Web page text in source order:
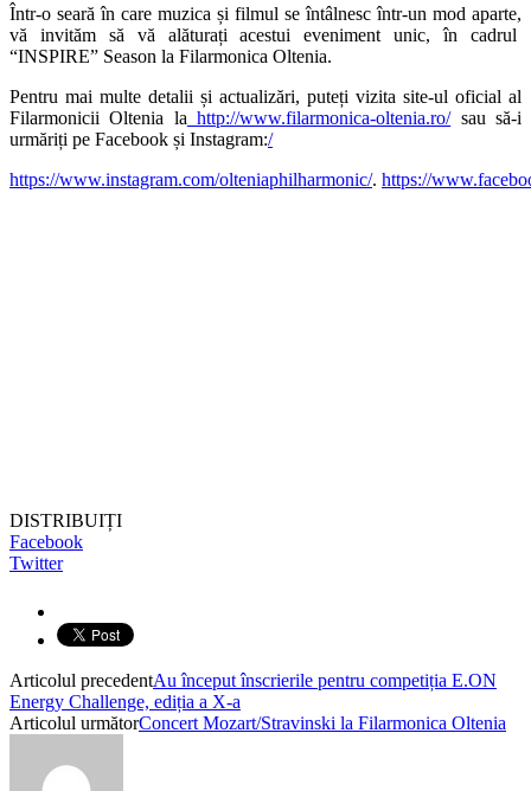
Într-o seară în care muzica și filmul se întâlnesc într-un mod aparte,
vă invităm să vă alăturați acestui eveniment unic, în cadrul
“INSPIRE” Season la Filarmonica Oltenia.
Pentru mai multe detalii și actualizări, puteți vizita site-ul oficial al
Filarmonicii Oltenia la http://www.filarmonica-oltenia.ro/sau să-i
urmăriți pe Facebook și Instagram:/
https://www.instagram.com/olteniaphilharmonic/. https://
DISTRIBUIȚI
Facebook
Twitter
Articolul precedentAu început înscrierile pentru competiția E.ON
Energy Challenge, ediția a X-a
Articolul următorConcert Mozart/Stravinski la Filarmonica Oltenia